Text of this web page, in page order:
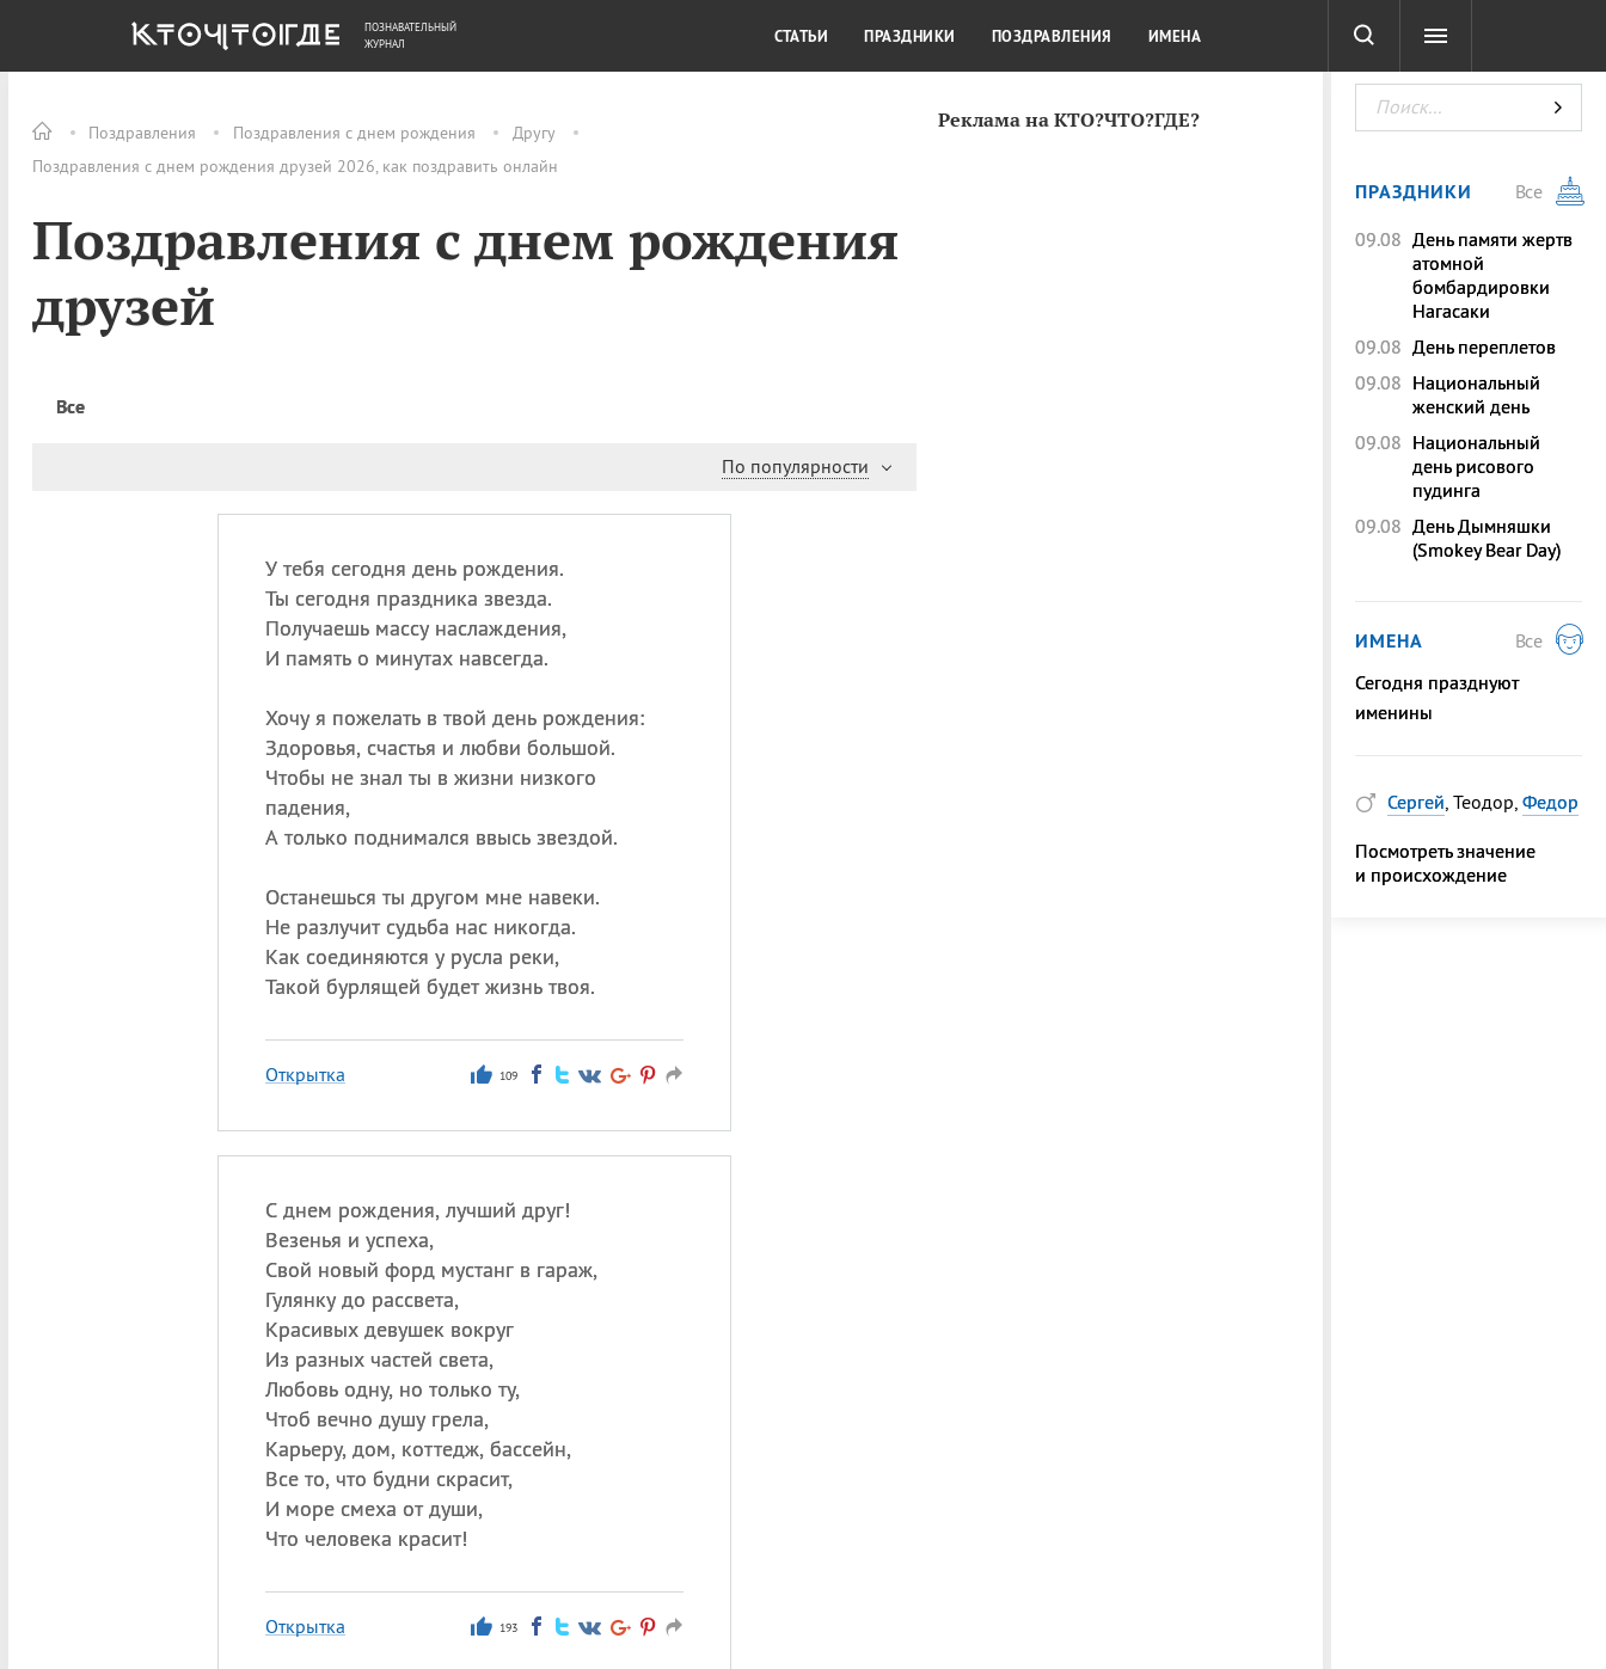
Поздравления Поздравления с днем рождения
Другу
Поздравления с днем рождения друзей 2026, как поздравить онлайн
Поздравления с днем рождения
друзей
Все
По популярности
У тебя сегодня день рождения.
Ты сегодня праздника звезда.
Получаешь массу наслаждения,
И память о минутах навсегда.
Хочу я пожелать в твой день рождения:
Здоровья, счастья и любви большой.
Чтобы не знал ты в жизни низкого
падения,
А только поднимался ввысь звездой.
Останешься ты другом мне навеки.
Не разлучит судьба нас никогда.
Как соединяются у русла реки,
Такой бурлящей будет жизнь твоя.
Открытка 109
С днем рождения, лучший друг!
Везенья и успеха,
Свой новый форд мустанг в гараж,
Гулянку до рассвета,
Красивых девушек вокруг
Из разных частей света,
Любовь одну, но только ту,
Чтоб вечно душу грела,
Карьеру, дом, коттедж, бассейн,
Все то, что будни скрасит,
И море смеха от души,
Что человека красит!
Открытка 193
Реклама на КТО?ЧТО?ГДЕ?
ОБЩЕСТВО ДЕНЬГИ КУЛЬТУРА КРАСОТА ТЕСТЫ
ПОЗНАВАТЕЛЬНЫЙ
ЖУРНАЛ
СТАТЬИ ПРАЗДНИКИ ПОЗДРАВЛЕНИЯ ИМЕНА
ПРАЗДНИКИ
Все
09.08 День памяти жертв
атомной
бомбардировки
Нагасаки
09.08 День переплетов
09.08 Национальный
женский день
09.08 Национальный
день рисового
пудинга
09.08 День Дымняшки
(Smokey Bear Day)
ИМЕНА
Все
Сегодня празднуют
именины
Сергей, Теодор, Федор
Посмотреть значение
и происхождение